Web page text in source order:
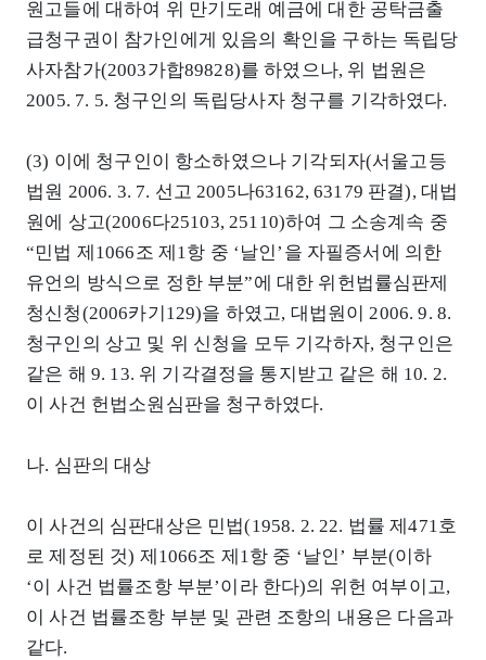
원고들에 대하여 위 만기도래 예금에 대한 공탁금출
급청구권이 참가인에게 있음의 확인을 구하는 독립당
사자참가(2003가합89828)를 하였으나, 위 법원은
2005. 7. 5. 청구인의 독립당사자 청구를 기각하였다.
(3) 이에 청구인이 항소하였으나 기각되자(서울고등
법원 2006. 3. 7. 선고 2005나63162, 63179 판결), 대법
원에 상고(2006다25103, 25110)하여 그 소송계속 중
“민법 제1066조 제1항 중 ‘날인’을 자필증서에 의한
유언의 방식으로 정한 부분”에 대한 위헌법률심판제
청신청(2006카기129)을 하였고, 대법원이 2006. 9. 8.
청구인의 상고 및 위 신청을 모두 기각하자, 청구인은
같은 해 9. 13. 위 기각결정을 통지받고 같은 해 10. 2.
이 사건 헌법소원심판을 청구하였다.
나. 심판의 대상
이 사건의 심판대상은 민법(1958. 2. 22. 법률 제471호
로 제정된 것) 제1066조 제1항 중 ‘날인’ 부분(이하
‘이 사건 법률조항 부분’이라 한다)의 위헌 여부이고,
이 사건 법률조항 부분 및 관련 조항의 내용은 다음과
같다.